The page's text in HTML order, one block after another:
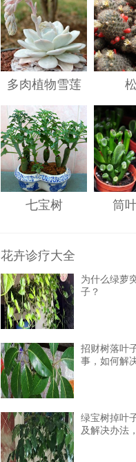
多肉植物雪莲
七宝树 筒
花卉诊疗大全
为什么绿萝
子？
招财树落叶
事，如何解
绿宝树掉叶
及解决办法